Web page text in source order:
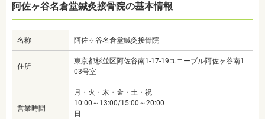
阿佐ヶ谷名倉堂鍼灸接骨院の基本情報
名称 阿佐ヶ谷名倉堂鍼灸接骨院
住所
東京都杉並区阿佐谷南1-17-19ユニーブル阿佐ヶ谷南1
03号室
営業時間
月・火・木・金・土・祝
10:00～13:00/15:00～20:00
日